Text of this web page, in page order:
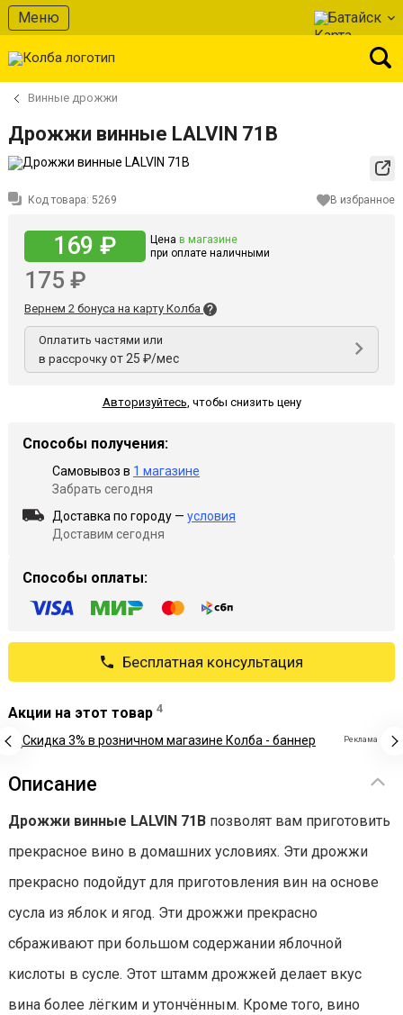
Меню Батайск
Винные дрожжи
Дрожжи винные LALVIN 71В
Код товара: 5269 В избранное
169 ₽ Цена в магазине
при оплате наличными
175 ₽
Вернем 2 бонуса на карту Колба
Оплатить частями или
в рассрочку от 25 ₽/мес
Авторизуйтесь, чтобы снизить цену
Способы получения:
Самовывоз в 1 магазине
Забрать сегодня
Доставка по городу — условия
Доставим сегодня
Способы оплаты:
Бесплатная консультация
Акции на этот товар 4
Реклама
Описание
Дрожжи винные LALVIN 71В позволят вам приготовить
прекрасное вино в домашних условиях. Эти дрожжи
прекрасно подойдут для приготовления вин на основе
сусла из яблок и ягод. Эти дрожжи прекрасно
сбраживают при большом содержании яблочной
кислоты в сусле. Этот штамм дрожжей делает вкус
вина более лёгким и утончённым. Кроме того, вино